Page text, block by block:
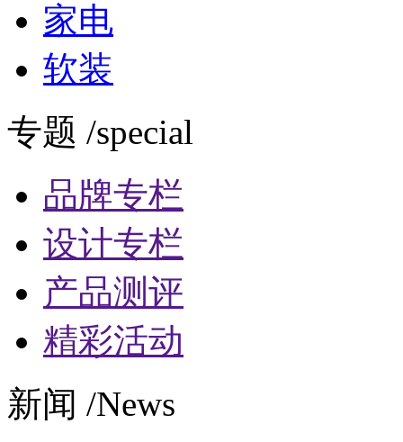
家电
软装
专题 /special
品牌专栏
设计专栏
产品测评
精彩活动
新闻 /News